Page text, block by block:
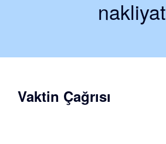
nakliyat
Vaktin Çağrısı